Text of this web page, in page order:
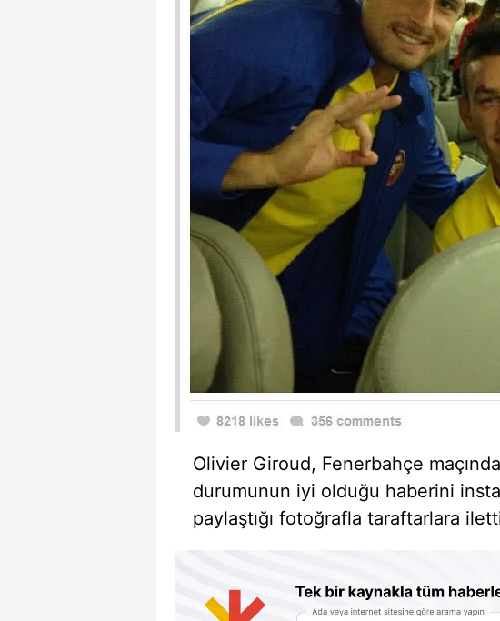
Olivier Giroud, Fenerbahçe
durumunun iyi olduğu haberini
paylaştığı fotoğrafla taraftarlara